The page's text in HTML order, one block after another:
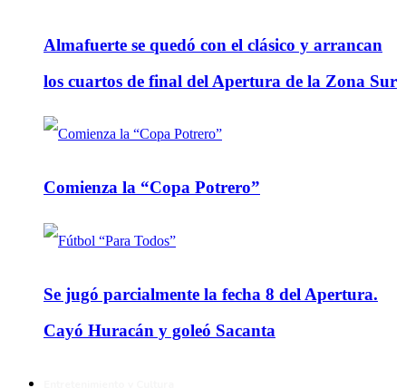
Almafuerte se quedó con el clásico y arrancan
los cuartos de final del Apertura de la Zona Sur
Comienza la “Copa Potrero”
Se jugó parcialmente la fecha 8 del Apertura.
Cayó Huracán y goleó Sacanta